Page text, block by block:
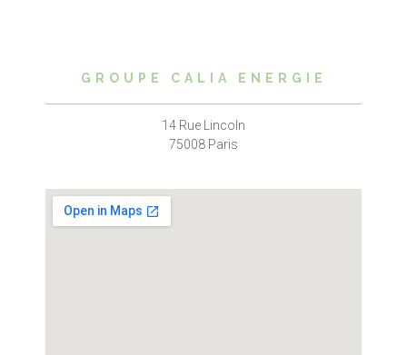
GROUPE CALIA ENERGIE
14 Rue Lincoln
75008 Paris